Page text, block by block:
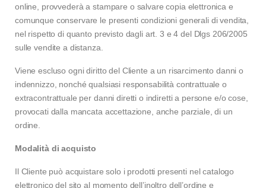
online, provvederà a stampare o salvare copia elettronica e
comunque conservare le presenti condizioni generali di vendita,
nel rispetto di quanto previsto dagli art. 3 e 4 del Dlgs 206/2005
sulle vendite a distanza.
Viene escluso ogni diritto del Cliente a un risarcimento danni o
indennizzo, nonché qualsiasi responsabilità contrattuale o
extracontrattuale per danni diretti o indiretti a persone e/o cose,
provocati dalla mancata accettazione, anche parziale, di un
ordine.
Modalità di acquisto
Il Cliente può acquistare solo i prodotti presenti nel catalogo
elettronico del sito al momento dell’inoltro dell’ordine e